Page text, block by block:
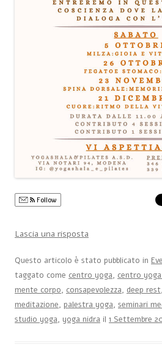
Follow
Lascia una risposta
Questo articolo è stato pubblicato in
taggato come centro yoga, centro
mente corpo, consapevolezza, deep rest,
meditazione, palestra yoga, seminari
studio yoga, yoga nidra il 1 Settembre